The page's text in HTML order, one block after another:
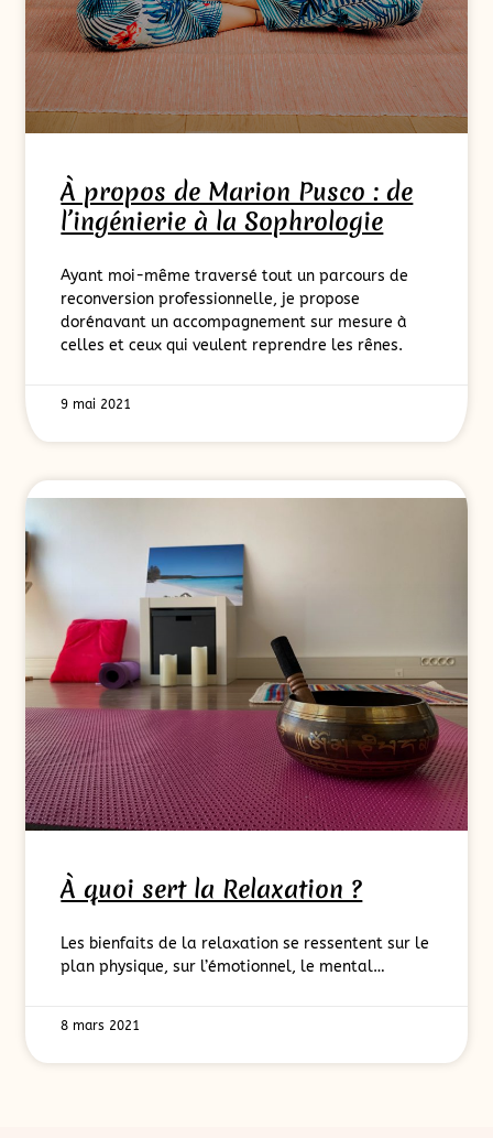
À propos de Marion Pusco : de
l’ingénierie à la Sophrologie
Ayant moi-même traversé tout un parcours de
reconversion professionnelle, je propose
dorénavant un accompagnement sur mesure à
celles et ceux qui veulent reprendre les rênes.
9 mai 2021
À quoi sert la Relaxation ?
Les bienfaits de la relaxation se ressentent sur le
plan physique, sur l’émotionnel, le mental…
8 mars 2021